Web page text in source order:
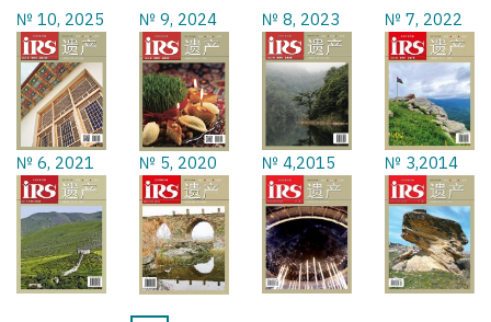
№ 10, 2025 № 9, 2024 № 8, 2023 № 7, 2022
№ 6, 2021 № 5, 2020 № 4,2015 № 3,2014